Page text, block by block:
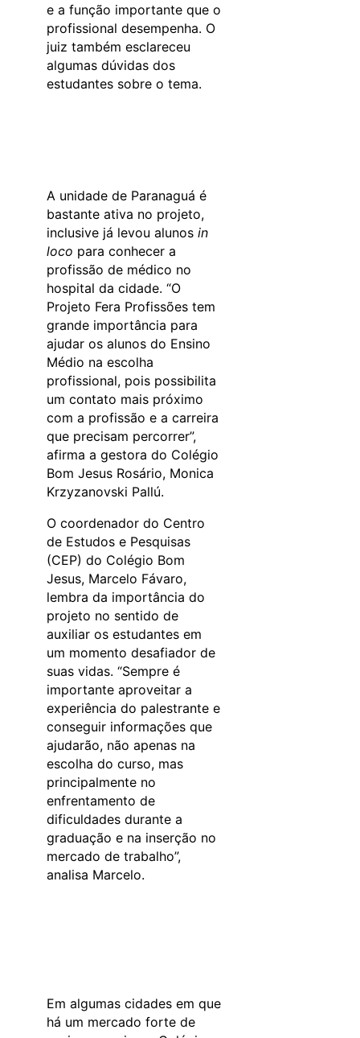
e a função importante que o
profissional desempenha. O
juiz também esclareceu
algumas dúvidas dos
estudantes sobre o tema.
A unidade de Paranaguá é
bastante ativa no projeto,
inclusive já levou alunos in
loco para conhecer a
profissão de médico no
hospital da cidade. “O
Projeto Fera Profissões tem
grande importância para
ajudar os alunos do Ensino
Médio na escolha
profissional, pois possibilita
um contato mais próximo
com a profissão e a carreira
que precisam percorrer”,
afirma a gestora do Colégio
Bom Jesus Rosário, Monica
Krzyzanovski Pallú.
O coordenador do Centro
de Estudos e Pesquisas
(CEP) do Colégio Bom
Jesus, Marcelo Fávaro,
lembra da importância do
projeto no sentido de
auxiliar os estudantes em
um momento desafiador de
suas vidas. “Sempre é
importante aproveitar a
experiência do palestrante e
conseguir informações que
ajudarão, não apenas na
escolha do curso, mas
principalmente no
enfrentamento de
dificuldades durante a
graduação e na inserção no
mercado de trabalho”,
analisa Marcelo.
Em algumas cidades em que
há um mercado forte de